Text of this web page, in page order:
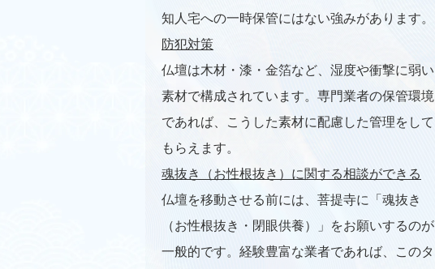
知人宅への一時保管にはない強みがあります。
防犯対策
仏壇は木材・漆・金箔など、湿度や衝撃に弱い
素材で構成されています。専門業者の保管環境
であれば、こうした素材に配慮した管理をして
もらえます。
魂抜き（お性根抜き）に関する相談ができる
仏壇を移動させる前には、菩提寺に「魂抜き
（お性根抜き・閉眼供養）」をお願いするのが
一般的です。経験豊富な業者であれば、このタ